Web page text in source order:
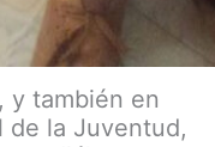
y también en
de la Juventud,